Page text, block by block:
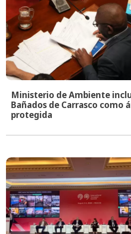
Ministerio de Ambiente
Bañados de Carrasco como
protegida